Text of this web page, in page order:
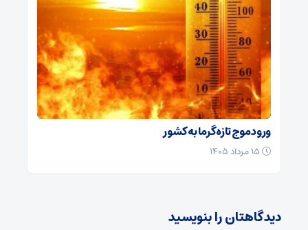
ورود موج تازه گرما به کشور
دیدگاهتان را بنویسید